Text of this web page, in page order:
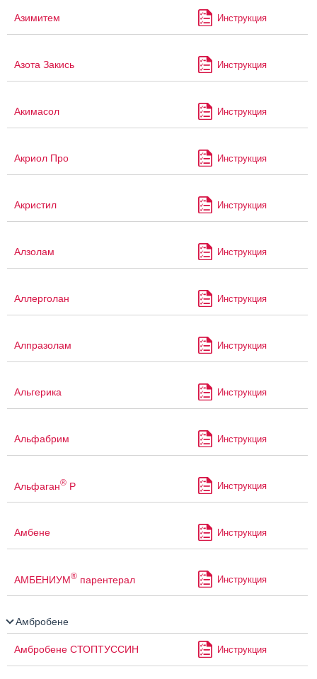
Азимитем Инструкция
Азота Закись Инструкция
Акимасол Инструкция
Акриол Про Инструкция
Акристил Инструкция
Алзолам Инструкция
Аллерголан Инструкция
Алпразолам Инструкция
Альгерика Инструкция
Альфабрим Инструкция
Альфаган® Р Инструкция
Амбене Инструкция
АМБЕНИУМ® парентерал Инструкция
Амбробене
Амбробене СТОПТУССИН Инструкция